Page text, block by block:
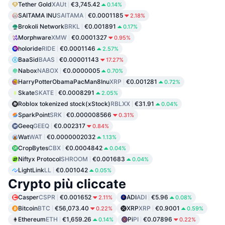
Tether GoldXAUt €3,745.42 0.14%
SAITAMA INUSAITAMA €0.0001185 2.18%
Brokoli NetworkBRKL €0.001891 0.17%
MorphwareXMW €0.0001327 0.95%
holorideRIDE €0.0001146 2.57%
BaaSidBAAS €0.00001143 17.27%
NaboxNABOX €0.0000005 0.70%
HarryPotterObamaPacMan8InuXRP €0.001281 0.72%
SkateSKATE €0.0008291 2.05%
Roblox tokenized stock(xStock)RBLXX €31.91 0.04%
SparkPointSRK €0.000008566 0.31%
GeeqGEEQ €0.002317 0.84%
WatWAT €0.0000002032 1.13%
CropBytesCBX €0.0004842 0.04%
Niftyx ProtocolSHROOM €0.001683 0.04%
LightLinkLL €0.001042 0.05%
Crypto più cliccate
CasperCSPR €0.001652 2.11% ADIADI €5.96 0.08%
BitcoinBTC €56,073.40 0.22% XRPXRP €0.9001 0.59%
EthereumETH €1,659.26 0.14% PiPI €0.07896 0.22%